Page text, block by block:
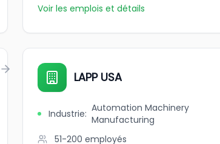
Voir les emplois et détails
LAPP USA
Industrie: Automation Machinery
Manufacturing
51-200 employés